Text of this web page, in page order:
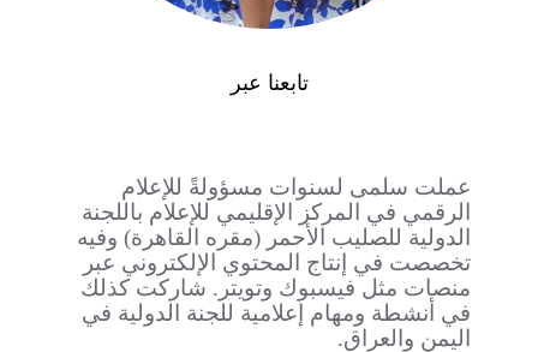
تابعنا عبر
عملت سلمى لسنوات مسؤولةً للإعلام
الرقمي في المركز الإقليمي للإعلام باللجنة
الدولية للصليب الأحمر (مقره القاهرة) وفيه
تخصصت في إنتاج المحتوي الإلكتروني عبر
منصات مثل فيسبوك وتويتر. شاركت كذلك
في أنشطة ومهام إعلامية للجنة الدولية في
اليمن والعراق.